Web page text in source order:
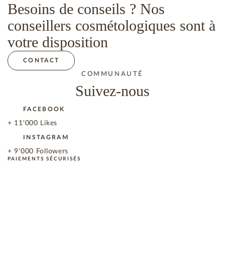
Besoins de conseils ? Nos
conseillers cosmétologiques sont à
votre disposition
CONTACT
COMMUNAUTÉ
Suivez-nous
FACEBOOK
+ 11'000 Likes
INSTAGRAM
+ 9'000 Followers
PAIEMENTS SÉCURISÉS